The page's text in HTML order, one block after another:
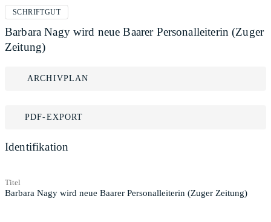
SCHRIFTGUT
Barbara Nagy wird neue Baarer Personalleiterin (Zuger
Zeitung)
ARCHIVPLAN
PDF-EXPORT
Identifikation
Titel
Barbara Nagy wird neue Baarer Personalleiterin (Zuger Zeitung)